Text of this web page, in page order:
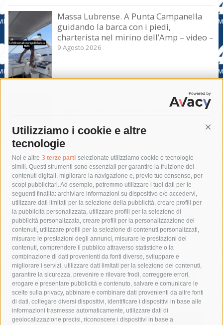
Utilizziamo i cookie e altre
tecnologie
Noi e altre 3 terze parti selezionate utilizziamo cookie e tecnologie
simili. Questi strumenti sono essenziali per garantire la fruizione dei
contenuti digitali, migliorare la navigazione e, previo tuo consenso, per
scopi pubblicitari. Ad esempio, potremmo utilizzare i tuoi dati per le
seguenti finalità: archiviare informazioni su dispositivo e/o accedervi,
utilizzare dati limitati per la selezione della pubblicità, creare profili per
la pubblicità personalizzata, utilizzare profili per la selezione di
pubblicità personalizzata, creare profili per la personalizzazione dei
contenuti, utilizzare profili per la selezione di contenuti personalizzati,
misurare le prestazioni degli annunci, misurare le prestazioni dei
contenuti, comprendere il pubblico attraverso statistiche o la
combinazione di dati provenienti da fonti diverse, sviluppare e
migliorare i servizi, utilizzare dati limitati per la selezione dei contenuti,
garantire la sicurezza, prevenire e rilevare frodi, correggere errori,
erogare e presentare pubblicità e contenuto, salvare e comunicare le
scelte sulla privacy, abbinare e combinare dati provenienti da altre fonti
di dati, collegare diversi dispositivi, identificare i dispositivi in base alle
informazioni trasmesse automaticamente, utilizzare dati di
geolocalizzazione precisi, riconoscere i dispositivi in base a
Massa Lubrense. A Punta Campanella
guidando la barca con i piedi,
charterista nel mirino dell’Amp – video –
9 Agosto 2026
Vico Equense. Chef stellati e maestri
pasticcieri alla Festa dei sapori contadini
Tag
acqua allerta meteo
anas
area marina protetta di punta campanella
arresto
Asl Napoli 3 sud
capitaneria di porto capri
carabinieri
castellammare di stabia
circumvesuviana
comune di sorrento
concerto
contagi
costiera amalfitana
covid-19 eav
elezioni
fondazione sorrento
gori guardia costiera
incidente
lavori
lorenzo balducelli mare
massa lubrense
massimo coppola
Meta napoli
ordinanza
penisola sorrentina
piano di sorrento polizia municipale